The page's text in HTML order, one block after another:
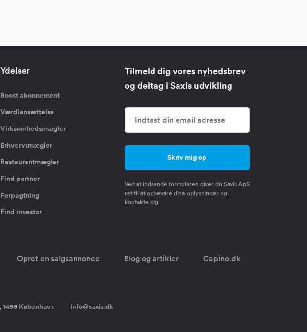
Ydelser
Boost abonnement
Værdiansættelse
Virksomhedsmægler
Erhvervsmægler
Restaurantmægler
Find partner
Forpagtning
Find investor
Tilmeld dig vores nyhedsbrev
og deltag i Saxis udvikling
Ved at indsende formularen giver du Saxis ApS
ret til at opbevare dine oplysninger og
kontakte dig
Opret en salgsannonce Blog og artikler Capino.dk
1456 København info@saxis.dk